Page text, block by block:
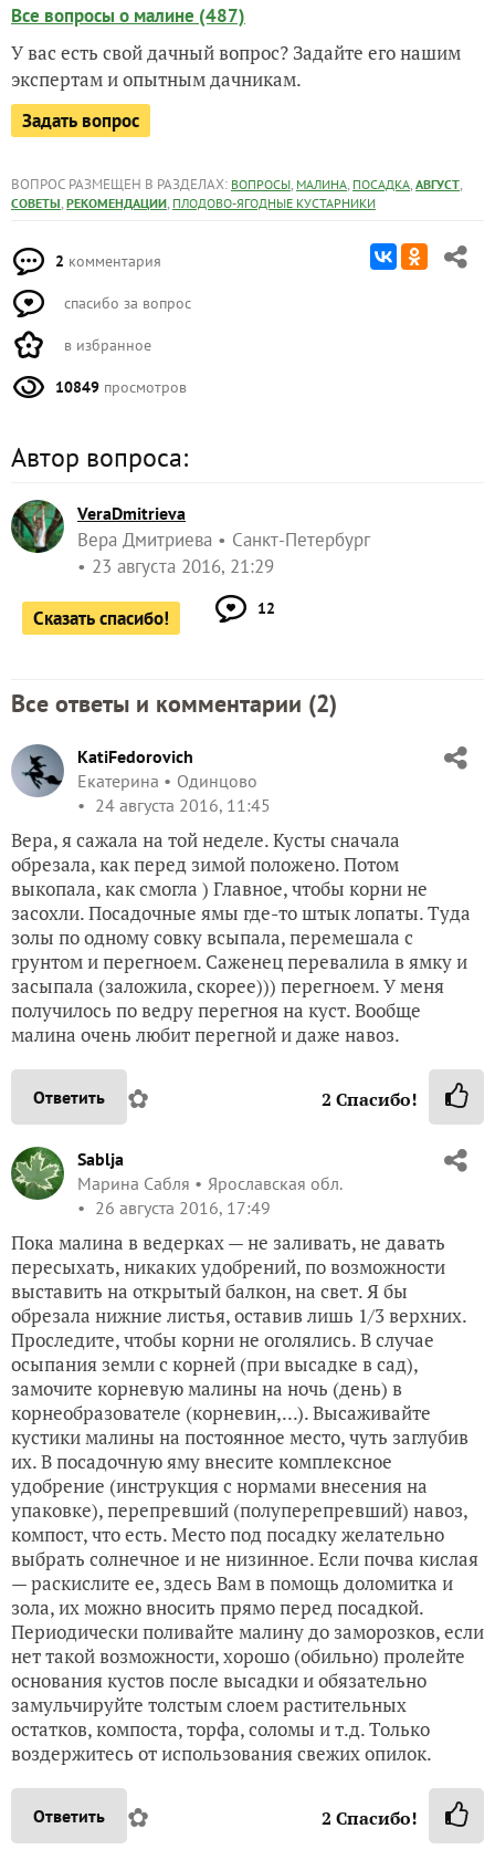
Все вопросы о малине (487)
У вас есть свой дачный вопрос? Задайте его нашим
экспертам и опытным дачникам.
Задать вопрос
ВОПРОС РАЗМЕЩЕН В РАЗДЕЛАХ: ВОПРОСЫ, МАЛИНА, ПОСАДКА, АВГУСТ,
СОВЕТЫ, РЕКОМЕНДАЦИИ, ПЛОДОВО-ЯГОДНЫЕ КУСТАРНИКИ
2 комментария
спасибо за вопрос
в избранное
10849 просмотров
Автор вопроса:
VeraDmitrieva
Вера Дмитриева
Санкт-Петербург
23 августа 2016, 21:29
Сказать спасибо! 12
Все ответы и комментарии (2)
KatiFedorovich
Екатерина
Одинцово
24 августа 2016, 11:45
Вера, я сажала на той неделе. Кусты сначала
обрезала, как перед зимой положено. Потом
выкопала, как смогла ) Главное, чтобы корни не
засохли. Посадочные ямы где-тоштык лопаты. Туда
золы по одному совку всыпала, перемешала с
грунтом и перегноем. Саженец перевалила в ямку и
засыпала (заложила, скорее))) перегноем. У меня
получилось по ведру перегноя на куст. Вообще
малина очень любит перегной и даже навоз.
Ответить ✿ 2 Спасибо!
Sablja
Марина Сабля
Ярославская обл.
26 августа 2016, 17:49
Пока малина в ведерках — не заливать, не давать
пересыхать, никаких удобрений, по возможности
выставить на открытый балкон, на свет. Я бы
обрезала нижние листья, оставив лишь 1/3 верхних.
Проследите, чтобы корни не оголялись. В случае
осыпания земли с корней (при высадке в сад),
замочите корневую малины на ночь (день) в
корнеобразователе (корневин,...). Высаживайте
кустики малины на постоянное место, чуть заглубив
их. В посадочную яму внесите комплексное
удобрение (инструкция с нормами внесения на
упаковке), перепревший (полуперепревший) навоз,
компост, что есть. Место под посадку желательно
выбрать солнечное и не низинное. Если почва кислая
— раскислите ее, здесь Вам в помощь доломитка и
зола, их можно вносить прямо перед посадкой.
Периодически поливайте малину до заморозков, если
нет такой возможности, хорошо (обильно) пролейте
основания кустов после высадки и обязательно
замульчируйте толстым слоем растительных
остатков, компоста, торфа, соломы и т.д. Только
воздержитесь от использования свежих опилок.
Ответить ✿ 2 Спасибо!